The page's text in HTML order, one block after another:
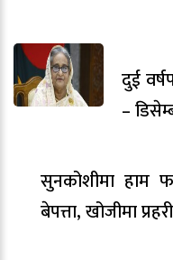
दुई
–
सुनकोशीमा हाम
बेपत्ता, खोजीमा प्रहरी